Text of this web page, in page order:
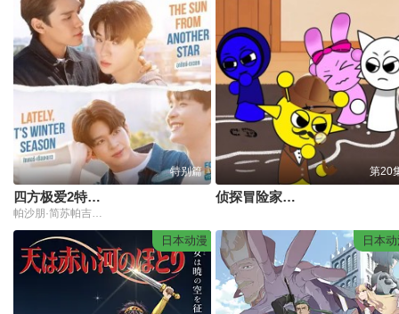
特别篇
四方极爱2特别篇
帕沙朋·简苏帕吉坤,通琉维·梅塔帕
第20
侦探冒险家西蒙第4季
日本动漫 日本